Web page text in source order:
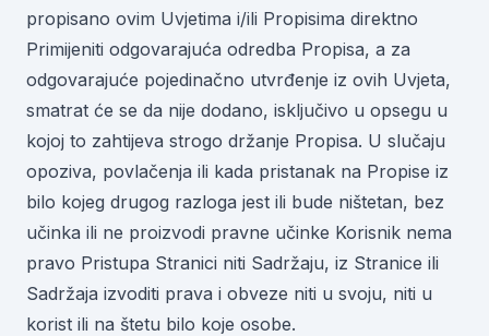
propisano ovim Uvjetima i/ili Propisima direktno
Primijeniti odgovarajuća odredba Propisa, a za
odgovarajuće pojedinačno utvrđenje iz ovih Uvjeta,
smatrat će se da nije dodano, isključivo u opsegu u
kojoj to zahtijeva strogo držanje Propisa. U slučaju
opoziva, povlačenja ili kada pristanak na Propise iz
bilo kojeg drugog razloga jest ili bude ništetan, bez
učinka ili ne proizvodi pravne učinke Korisnik nema
pravo Pristupa Stranici niti Sadržaju, iz Stranice ili
Sadržaja izvoditi prava i obveze niti u svoju, niti u
korist ili na štetu bilo koje osobe.